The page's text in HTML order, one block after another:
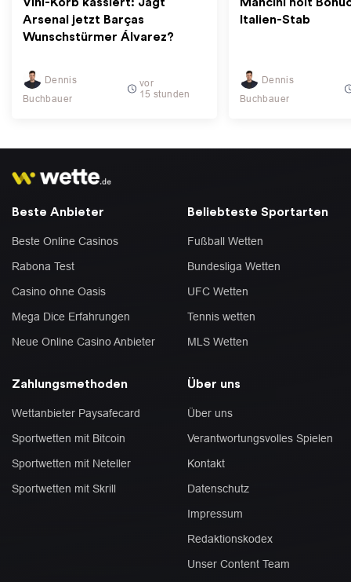
Arsenal jetzt Barças
Wunschstürmer Álvarez?
Dennis
Buchbauer
vor
15 stunden
Italien-Stab
Dennis
Buchbauer
Beste Anbieter
Beste Online Casinos
Rabona Test
Casino ohne Oasis
Mega Dice Erfahrungen
Neue Online Casino Anbieter
Beliebteste Sportarten
Fußball Wetten
Bundesliga Wetten
UFC Wetten
Tennis wetten
MLS Wetten
Zahlungsmethoden
Wettanbieter Paysafecard
Sportwetten mit Bitcoin
Sportwetten mit Neteller
Sportwetten mit Skrill
Über uns
Über uns
Verantwortungsvolles Spielen
Kontakt
Datenschutz
Impressum
Redaktionskodex
Unser Content Team